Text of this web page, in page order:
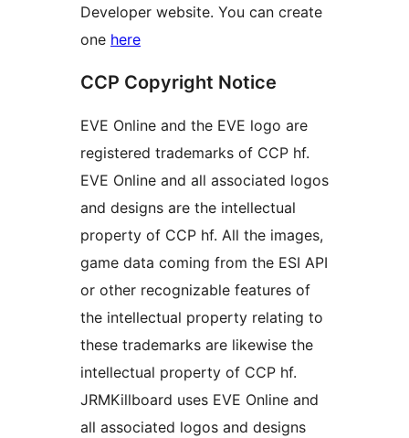
Developer website. You can create
one here
CCP Copyright Notice
EVE Online and the EVE logo are
registered trademarks of CCP hf.
EVE Online and all associated logos
and designs are the intellectual
property of CCP hf. All the images,
game data coming from the ESI API
or other recognizable features of
the intellectual property relating to
these trademarks are likewise the
intellectual property of CCP hf.
JRMKillboard uses EVE Online and
all associated logos and designs